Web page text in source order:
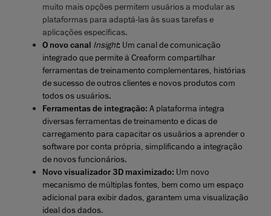
muito mais opções permitem usuários a modular as
plataformas para adaptá-las às suas tarefas e
aplicações específicas.
O novo canal Insight: Um canal de comunicação
integrado que permite à Creaform compartilhar
ferramentas de treinamento complementares, histórias
de sucesso de outros clientes e novos produtos com
todos os usuários.
Ferramentas de integração: A plataforma integra
diversas ferramentas de treinamento e dicas de
carregamento para capacitar os usuários a aprender o
software por conta própria, simplificando a integração
de novos funcionários.
Novovisualizador 3D maximizado: Um novo
mecanismo de múltiplas fontes, bem como um espaço
adicional para exibir dados, garantem uma visualização
ideal dos dados.